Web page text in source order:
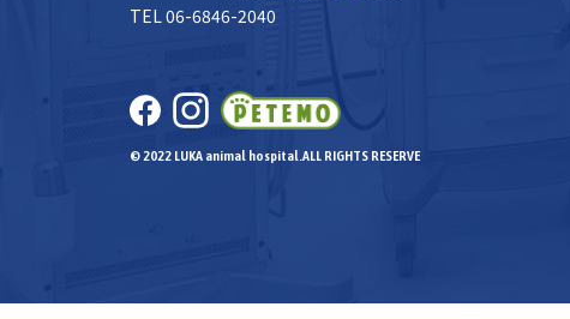
TEL 06-6846-2040
© 2022 LUKA animal hospital.ALL RIGHTS RESERVE